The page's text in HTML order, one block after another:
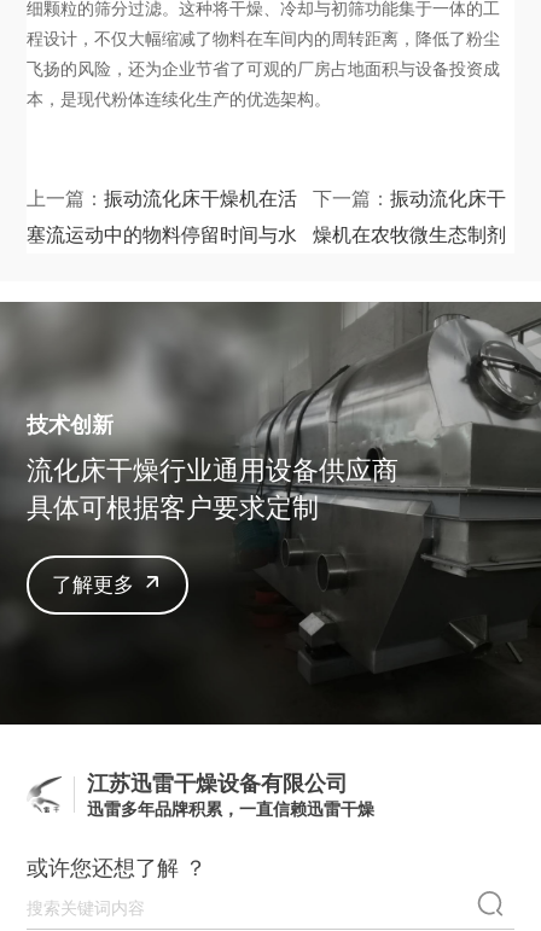
细颗粒的筛分过滤。这种将干燥、冷却与初筛功能集于一体的工
程设计，不仅大幅缩减了物料在车间内的周转距离，降低了粉尘
飞扬的风险，还为企业节省了可观的厂房占地面积与设备投资成
本，是现代粉体连续化生产的优选架构。
上一篇：振动流化床干燥机在活
塞流运动中的物料停留时间与水
下一篇： 振动流化床干
燥机在农牧微生态制剂
技术创新
流化床干燥行业通用设备供应商
具体可根据客户要求定制
了解更多
江苏迅雷干燥设备有限公司
迅雷多年品牌积累，一直信赖迅雷干燥
或许您还想了解 ？